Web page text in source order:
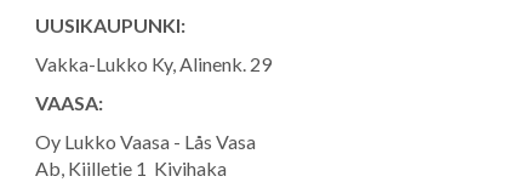
UUSIKAUPUNKI:
Vakka-Lukko Ky, Alinenk. 29
VAASA:
Oy Lukko Vaasa - Lås Vasa
Ab, Kiilletie 1 Kivihaka